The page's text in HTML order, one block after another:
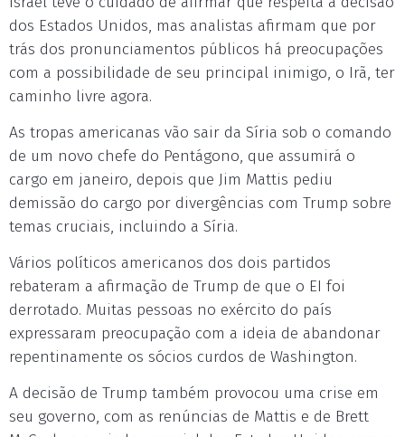
dos Estados Unidos, mas analistas afirmam que por
trás dos pronunciamentos públicos há preocupações
com a possibilidade de seu principal inimigo, o Irã, ter
caminho livre agora.
As tropas americanas vão sair da Síria sob o comando
de um novo chefe do Pentágono, que assumirá o
cargo em janeiro, depois que Jim Mattis pediu
demissão do cargo por divergências com Trump sobre
temas cruciais, incluindo a Síria.
Vários políticos americanos dos dois partidos
rebateram a afirmação de Trump de que o EI foi
derrotado. Muitas pessoas no exército do país
expressaram preocupação com a ideia de abandonar
repentinamente os sócios curdos de Washington.
A decisão de Trump também provocou uma crise em
seu governo, com as renúncias de Mattis e de Brett